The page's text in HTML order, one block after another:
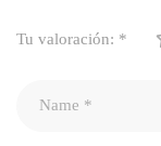
Tu valoración: *